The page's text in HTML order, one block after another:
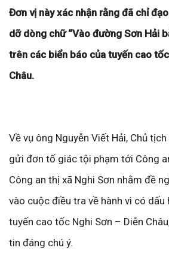
Đơn vị này xác nhận rằng đã chỉ
dỡ dòng chữ “Vào đường Sơn Hải
trên các biển báo của tuyến cao
Châu.
Về vụ ông Nguyễn Viết Hải, Chủ
gửi đơn tố giác tội phạm tới Công
Công an thị xã Nghi Sơn nhằm đề
vào cuộc điều tra về hành vi có dấu
tuyến cao tốc Nghi Sơn – Diễn
tin đáng chú ý.